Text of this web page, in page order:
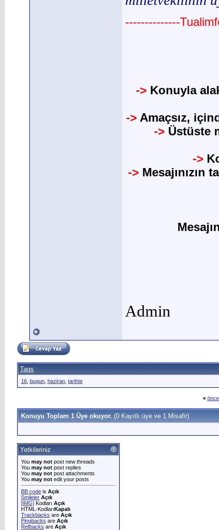
--------------
-> Konuyla
-> Amaçsız,
-> Üstüste
->
-> Mesajınızın
Admin
Tags
16 bugun haziran tarihte
«
Konuyu Toplam 1 Üye okuyor. (0 Kayıtlı üye ve 1 Misafir)
Yetkileriniz
You may not post new threads
You may not post replies
You may not post attachments
You may not edit your posts
BB code is Açık
Smileler Açık
[IMG] Kodları Açık
HTML-KodlarıKapalı
Trackbacks are Açık
Pingbacks are Açık
Refbacks are Açık